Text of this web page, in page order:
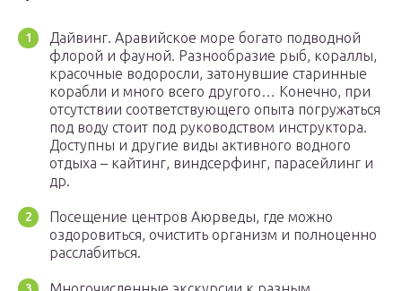
Дайвинг. Аравийское море богато подводной
флорой и фауной. Разнообразие рыб, кораллы,
красочные водоросли, затонувшие старинные
корабли и много всего другого… Конечно, при
отсутствии соответствующего опыта погружаться
под воду стоит под руководством инструктора.
Доступны и другие виды активного водного
отдыха – кайтинг, виндсерфинг, парасейлинг и
др.
Посещение центров Аюрведы, где можно
оздоровиться, очистить организм и полноценно
расслабиться.